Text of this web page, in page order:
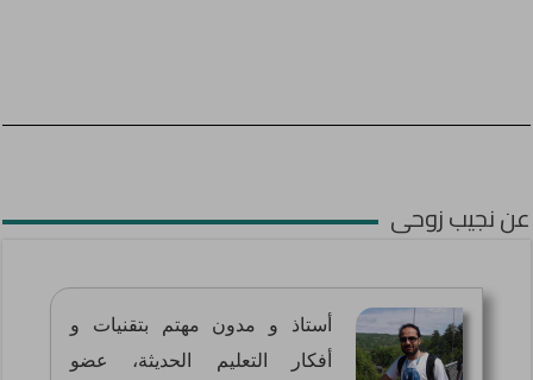
عن نجيب زوحى
أستاذ و مدون مهتم بتقنيات و
أفكار التعليم الحديثة، عضو